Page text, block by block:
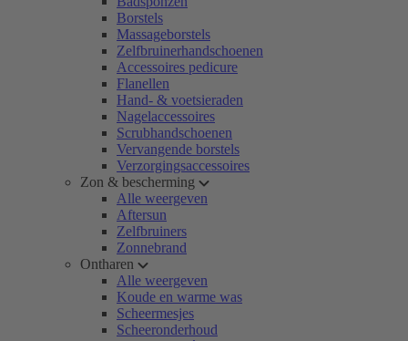
Borstels
Massageborstels
Zelfbruinerhandschoenen
Accessoires pedicure
Flanellen
Hand- & voetsieraden
Nagelaccessoires
Scrubhandschoenen
Vervangende borstels
Verzorgingsaccessoires
Zon & bescherming
Alle weergeven
Aftersun
Zelfbruiners
Zonnebrand
Ontharen
Alle weergeven
Koude en warme was
Scheermesjes
Scheeronderhoud